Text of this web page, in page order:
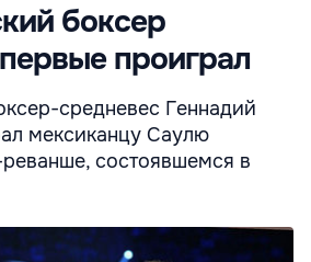
боксер
проиграл
средневес Геннадий
мексиканцу Саулю
состоявшемся в